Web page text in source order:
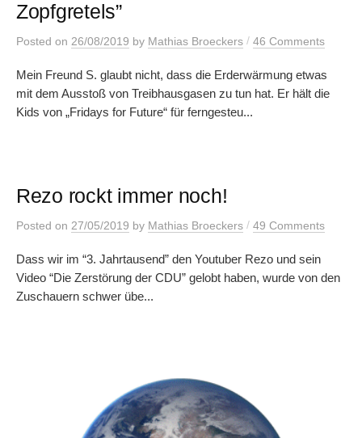
Zopfgretels”
Posted on 26/08/2019 by Mathias Broeckers / 46 Comments
Mein Freund S. glaubt nicht, dass die Erderwärmung etwas
mit dem Ausstoß von Treibhausgasen zu tun hat. Er hält die
Kids von „Fridays for Future“ für ferngesteu...
Rezo rockt immer noch!
Posted on 27/05/2019 by Mathias Broeckers / 49 Comments
Dass wir im “3. Jahrtausend” den Youtuber Rezo und sein
Video “Die Zerstörung der CDU” gelobt haben, wurde von den
Zuschauern schwer übe...